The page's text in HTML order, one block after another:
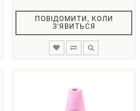
ПОВІДОМИТИ, КОЛИ
З'ЯВИТЬСЯ